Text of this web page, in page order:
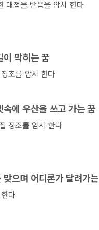
대접을 받음을 암시 한다
이 막히는 꿈
조를 암시 한다
속에 우산을 쓰고 가는 꿈
징조를 암시 한다
으며 어디론가 달려가
다